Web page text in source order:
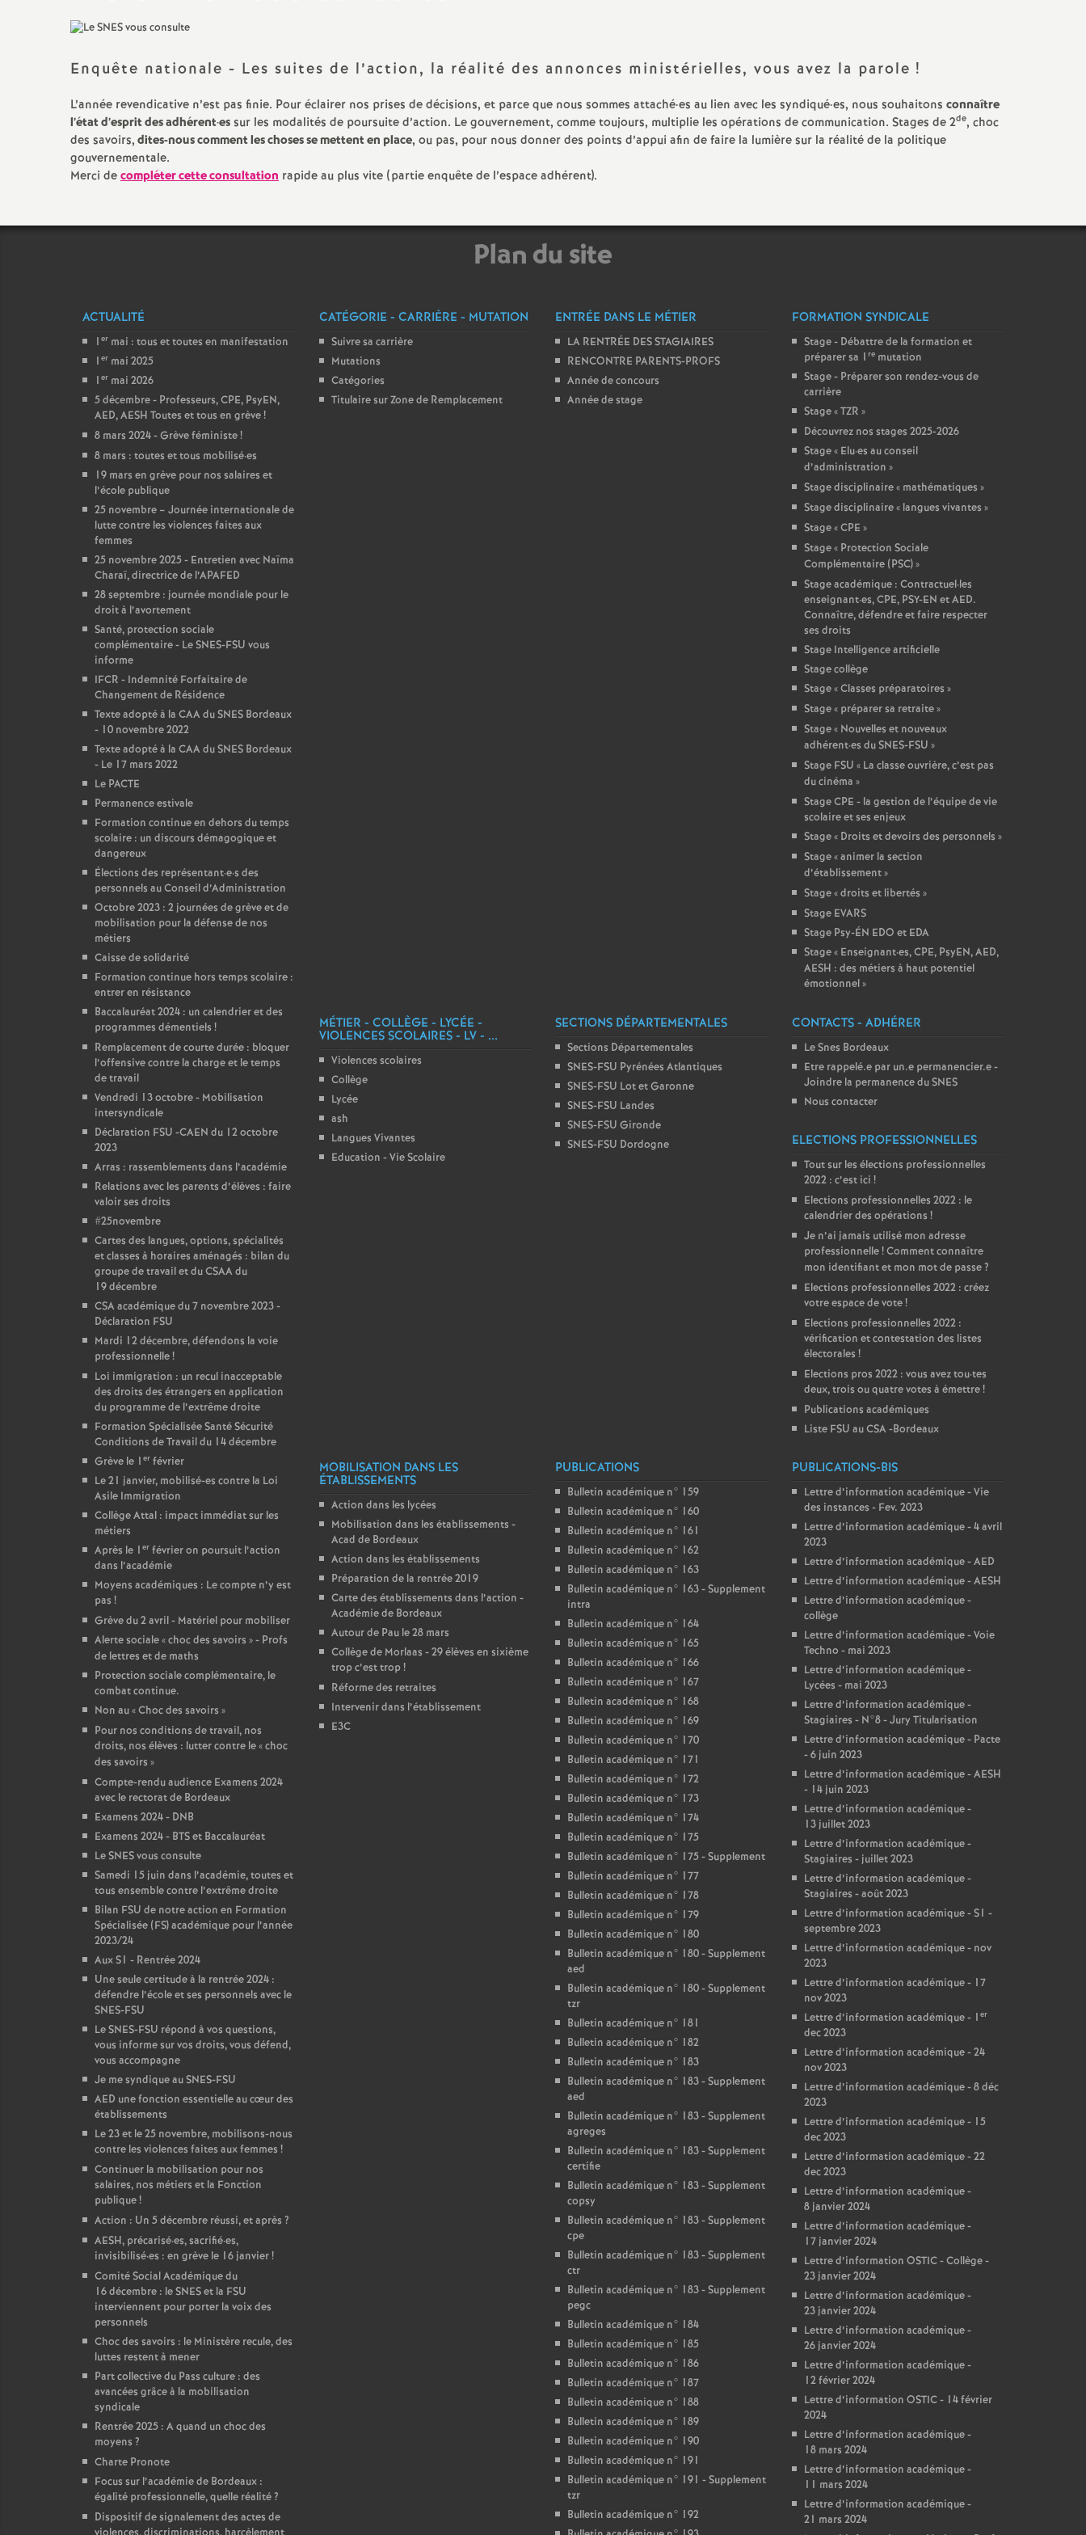
N
a
t
i
o
n
l
d
e
e
e
c
r
é
O
r
l
é
a
Remplacement
Enquête nationale - Les suites de l’action, la réalité des annonces ministérielles, vous avez la parole !
L’année revendicative n’est pas finie. Pour éclairer nos prises de décisions, et parce que nous sommes attaché·es au lien avec les syndiqué·es, nous souhaitons connaître
l’état d’esprit des adhérent·essur les modalités de poursuite d’action. Le gouvernement, comme toujours, multiplie les opérations de communication. Stages de 2de, choc
des savoirs,dites-nous comment les choses se mettent en place, ou pas, pour nous donner des points d’appui afin de faire la lumière sur la réalité de la politique
gouvernementale.
Merci decompléter cette consultation rapide au plus vite (partie enquête de l’espace adhérent).
Plan du site
ACTUALITÉ
1 er mai : tous et toutes en manifestation
1 er mai 2025
1 er mai 2026
5 décembre - Professeurs, CPE, PsyEN,
AED, AESH Toutes et tous en grève!
8 mars 2024 - Grève féministe!
8 mars : toutes et tous mobilisé·es
19 mars en grève pour nos salaires et
l’école publique
25 novembre – Journée internationale de
lutte contre les violences faites aux
femmes
25 novembre 2025 - Entretien avec Naïma
Charaï, directrice de l’APAFED
28 septembre : journée mondiale pour le
droit à l’avortement
Santé, protection sociale
complémentaire - Le SNES-FSU vous
informe
IFCR - Indemnité Forfaitaire de
Changement de Résidence
Texte adopté à la CAA du SNES Bordeaux
- 10 novembre 2022
Texte adopté à la CAA du SNES Bordeaux
- Le 17 mars 2022
Le PACTE
Permanence estivale
Formation continue en dehors du temps
scolaire : un discours démagogique et
dangereux
Élections des représentant·e·s des
personnels au Conseil d’Administration
Octobre 2023 : 2 journées de grève et de
mobilisation pour la défense de nos
métiers
Caisse de solidarité
Formation continue hors temps scolaire :
entrer en résistance
Baccalauréat 2024 : un calendrier et des
programmes démentiels !
Remplacement de courte durée : bloquer
l’offensive contre la charge et le temps
de travail
Vendredi 13 octobre - Mobilisation
intersyndicale
Déclaration FSU -CAEN du 12 octobre
2023
Arras : rassemblements dans l’académie
Relations avec les parents d’élèves : faire
valoir ses droits
#25novembre
Cartes des langues, options, spécialités
et classes à horaires aménagés : bilan du
groupe de travail et du CSAA du
19 décembre
CSA académique du 7 novembre 2023 -
Déclaration FSU
Mardi 12 décembre, défendons la voie
professionnelle!
Loi immigration : un recul inacceptable
des droits des étrangers en application
du programme de l’extrême droite
Formation Spécialisée Santé Sécurité
Conditions de Travail du 14 décembre
Grève le 1 er février
Le 21 janvier, mobilisé-es contre la Loi
Asile Immigration
Collège Attal : impact immédiat sur les
métiers
Après le 1 er février on poursuit l’action
dans l’académie
Moyens académiques : Le compte n’y est
pas !
Grève du 2 avril - Matériel pour mobiliser
Alerte sociale «choc des savoirs » - Profs
de lettres et de maths
Protection sociale complémentaire, le
combat continue.
Non au «Choc des savoirs »
Pour nos conditions de travail, nos
droits, nos élèves : lutter contre le «choc
des savoirs »
Compte-rendu audience Examens 2024
avec le rectorat de Bordeaux
Examens 2024 - DNB
Examens 2024 - BTS et Baccalauréat
Le SNES vous consulte
Samedi 15 juin dans l’académie, toutes et
tous ensemble contre l’extrême droite
Bilan FSU de notre action en Formation
Spécialisée (FS) académique pour l’année
2023/24
Aux S1 - Rentrée 2024
Une seule certitude à la rentrée 2024 :
défendre l’école et ses personnels avec le
SNES-FSU
Le SNES-FSU répond à vos questions,
vous informe sur vos droits, vous défend,
vous accompagne
Je me syndique au SNES-FSU
AED une fonction essentielle au cœur des
établissements
Le 23 et le 25 novembre, mobilisons-nous
contre les violences faites aux femmes !
Continuer la mobilisation pour nos
salaires, nos métiers et la Fonction
publique!
Action : Un 5 décembre réussi, et après ?
AESH, précarisé·es, sacrifié·es,
invisibilisé·es : en grève le 16 janvier!
Comité Social Académique du
16 décembre : le SNES et la FSU
interviennent pour porter la voix des
personnels
Choc des savoirs : le Ministère recule, des
luttes restent à mener
Part collective du Pass culture : des
avancées grâce à la mobilisation
syndicale
Rentrée 2025 : A quand un choc des
moyens ?
Charte Pronote
Focus sur l’académie de Bordeaux :
égalité professionnelle, quelle réalité?
Dispositif de signalement des actes de
CATÉGORIE - CARRIÈRE - MUTATION
Suivre sa carrière
Mutations
Catégories
Titulaire sur Zone de Remplacement
ENTRÉE DANS LE MÉTIER
LA RENTRÉE DES STAGIAIRES
RENCONTRE PARENTS-PROFS
Année de concours
Année de stage
FORMATION SYNDICALE
Stage - Débattre de la formation et
préparer sa 1 remutation
Stage - Préparer son rendez-vous de
carrière
Stage «TZR »
Découvrez nos stages 2025-2026
Stage « Elu·es au conseil
d’administration »
Stage disciplinaire « mathématiques »
Stage disciplinaire « langues vivantes »
Stage «CPE »
Stage « Protection Sociale
Complémentaire (PSC)»
Stage académique : Contractuel·les
enseignant·es, CPE, PSY-EN et AED.
Connaître, défendre et faire respecter
ses droits
Stage Intelligence artificielle
Stage collège
Stage «Classes préparatoires »
Stage « préparer sa retraite»
Stage « Nouvelles et nouveaux
adhérent·es du SNES-FSU »
Stage FSU « La classe ouvrière, c’est pas
du cinéma »
Stage CPE - la gestion de l’équipe de vie
scolaire et ses enjeux
Stage « Droits et devoirs des personnels »
Stage «animer la section
d’établissement»
Stage «droits et libertés »
Stage EVARS
Stage Psy-ÉN EDO et EDA
Stage « Enseignant·es, CPE, PsyEN, AED,
AESH : des métiers à haut potentiel
émotionnel»
MÉTIER - COLLÈGE - LYCÉE -
VIOLENCES SCOLAIRES - LV - ...
Violences scolaires
Collège
Lycée
ash
Langues Vivantes
Education - Vie Scolaire
SECTIONS DÉPARTEMENTALES
Sections Départementales
SNES-FSU Pyrénées Atlantiques
SNES-FSU Lot et Garonne
SNES-FSU Landes
SNES-FSU Gironde
SNES-FSU Dordogne
CONTACTS - ADHÉRER
Le Snes Bordeaux
Etre rappelé.e par un.e permanencier.e -
Joindre la permanence du SNES
Nous contacter
ELECTIONS PROFESSIONNELLES
Tout sur les élections professionnelles
2022 : c’est ici !
Elections professionnelles 2022 : le
calendrier des opérations !
Je n’ai jamais utilisé mon adresse
professionnelle! Comment connaître
mon identifiant et mon mot de passe?
Elections professionnelles 2022 : créez
votre espace de vote!
Elections professionnelles 2022 :
vérification et contestation des listes
électorales !
Elections pros 2022 : vous avez tou·tes
deux, trois ou quatre votes à émettre!
Publications académiques
Liste FSU au CSA -Bordeaux
MOBILISATION DANS LES
ÉTABLISSEMENTS
Action dans les lycées
Mobilisation dans les établissements -
Acad de Bordeaux
Action dans les établissements
Préparation de la rentrée 2019
Carte des établissements dans l’action -
Académie de Bordeaux
Autour de Pau le 28 mars
Collège de Morlaas - 29 élèves en sixième
trop c’est trop!
Réforme des retraites
Intervenir dans l’établissement
E3C
PUBLICATIONS
Bulletin académique n° 159
Bulletin académique n° 160
Bulletin académique n° 161
Bulletin académique n° 162
Bulletin académique n° 163
Bulletin académique n° 163 - Supplement
intra
Bulletin académique n° 164
Bulletin académique n° 165
Bulletin académique n° 166
Bulletin académique n° 167
Bulletin académique n° 168
Bulletin académique n° 169
Bulletin académique n° 170
Bulletin académique n° 171
Bulletin académique n° 172
Bulletin académique n° 173
Bulletin académique n° 174
Bulletin académique n° 175
Bulletin académique n° 175 - Supplement
Bulletin académique n° 177
Bulletin académique n° 178
Bulletin académique n° 179
Bulletin académique n° 180
Bulletin académique n° 180 - Supplement
aed
Bulletin académique n° 180 - Supplement
tzr
Bulletin académique n° 181
Bulletin académique n° 182
Bulletin académique n° 183
Bulletin académique n° 183 - Supplement
aed
Bulletin académique n° 183 - Supplement
agreges
Bulletin académique n° 183 - Supplement
certifie
Bulletin académique n° 183 - Supplement
copsy
Bulletin académique n° 183 - Supplement
cpe
Bulletin académique n° 183 - Supplement
ctr
Bulletin académique n° 183 - Supplement
pegc
Bulletin académique n° 184
Bulletin académique n° 185
Bulletin académique n° 186
Bulletin académique n° 187
Bulletin académique n° 188
Bulletin académique n° 189
Bulletin académique n° 190
Bulletin académique n° 191
Bulletin académique n° 191 - Supplement
tzr
Bulletin académique n° 192
PUBLICATIONS-BIS
Lettre d’information académique - Vie
des instances - Fev. 2023
Lettre d’information académique - 4 avril
2023
Lettre d’information académique - AED
Lettre d’information académique - AESH
Lettre d’information académique -
collège
Lettre d’information académique - Voie
Techno - mai 2023
Lettre d’information académique -
Lycées - mai 2023
Lettre d’information académique -
Stagiaires - N°8 - Jury Titularisation
Lettre d’information académique - Pacte
- 6 juin 2023
Lettre d’information académique - AESH
- 14 juin 2023
Lettre d’information académique -
13 juillet 2023
Lettre d’information académique -
Stagiaires - juillet 2023
Lettre d’information académique -
Stagiaires - août 2023
Lettre d’information académique - S1 -
septembre 2023
Lettre d’information académique - nov
2023
Lettre d’information académique - 17
nov 2023
Lettre d’information académique - 1 er
dec 2023
Lettre d’information académique - 24
nov 2023
Lettre d’information académique - 8 déc
2023
Lettre d’information académique - 15
dec 2023
Lettre d’information académique - 22
dec 2023
Lettre d’information académique -
8 janvier 2024
Lettre d’information académique -
17 janvier 2024
Lettre d’information OSTIC - Collège -
23 janvier 2024
Lettre d’information académique -
23 janvier 2024
Lettre d’information académique -
26 janvier 2024
Lettre d’information académique -
12 février 2024
Lettre d’information OSTIC - 14 février
2024
Lettre d’information académique -
18 mars 2024
Lettre d’information académique -
11 mars 2024
Lettre d’information académique -
21 mars 2024